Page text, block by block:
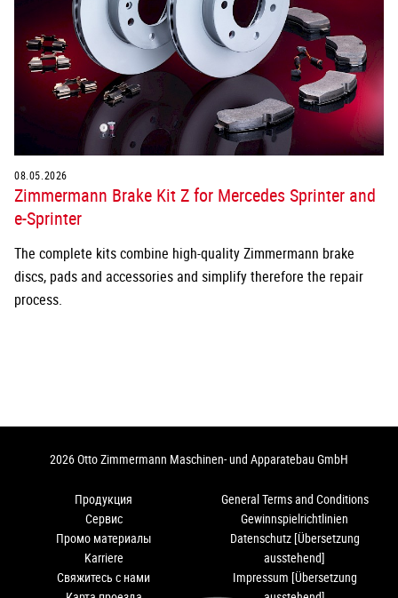
08.05.2026
Zimmermann Brake Kit Z for Mercedes Sprinter and
e-Sprinter
The complete kits combine high-quality Zimmermann brake
discs, pads and accessories and simplify therefore the repair
process.
2026 Otto Zimmermann Maschinen- und Apparatebau GmbH
Продукция
Сервис
Промо материалы
Karriere
Свяжитесь с нами
General Terms and Conditions
Gewinnspielrichtlinien
Datenschutz [Übersetzung
ausstehend]
Impressum [Übersetzung